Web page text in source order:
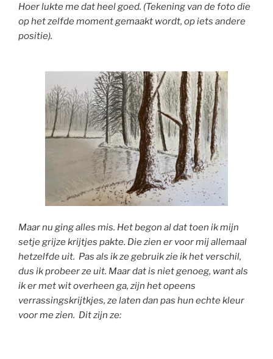
Hoer lukte me dat heel goed. (Tekening van de foto die
op het zelfde moment gemaakt wordt, op iets andere
positie).
Maar nu ging alles mis. Het begon al dat toen ik mijn
setje grijze krijtjes pakte. Die zien er voor mij allemaal
hetzelfde uit. Pas als ik ze gebruik zie ik het verschil,
dus ik probeer ze uit. Maar dat is niet genoeg, want als
ik er met wit overheen ga, zijn het opeens
verrassingskrijtkjes, ze laten dan pas hun echte kleur
voor me zien. Dit zijn ze: